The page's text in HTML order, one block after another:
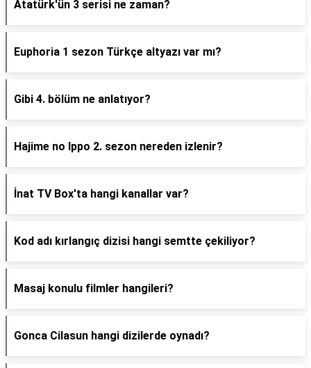
Atatürk'ün 3 serisi ne zaman?
Euphoria 1 sezon Türkçe altyazı var mı?
Gibi 4. bölüm ne anlatıyor?
Hajime no Ippo 2. sezon nereden izlenir?
İnat TV Box'ta hangi kanallar var?
Kod adı kırlangıç dizisi hangi semtte çekiliyor?
Masaj konulu filmler hangileri?
Gonca Cilasun hangi dizilerde oynadı?